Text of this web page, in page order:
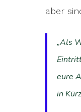
aber
„Als
eure
in